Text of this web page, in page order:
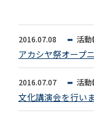
2016.07.08 活動
アカシヤ祭オープ
2016.07.07 活動
文化講演会を行い